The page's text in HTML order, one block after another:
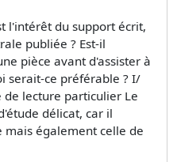
l'intérêt du support écrit,
publiée ? Est-il
pièce avant d'assister à
serait-ce préférable ? I/
lecture particulier Le
délicat, car il
mais également celle de